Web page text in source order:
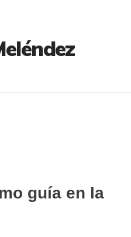
guía en la